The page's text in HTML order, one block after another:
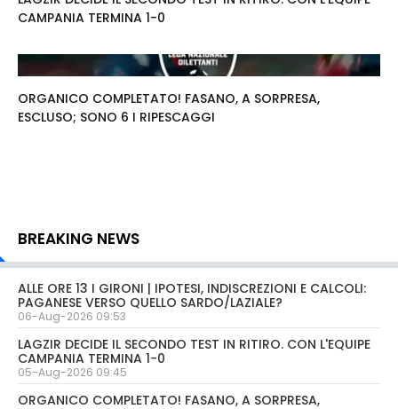
CAMPANIA TERMINA 1-0
ORGANICO COMPLETATO! FASANO, A SORPRESA,
ESCLUSO; SONO 6 I RIPESCAGGI
BREAKING NEWS
ALLE ORE 13 I GIRONI | IPOTESI, INDISCREZIONI E CALCOLI:
PAGANESE VERSO QUELLO SARDO/LAZIALE?
06-Aug-2026 09:53
LAGZIR DECIDE IL SECONDO TEST IN RITIRO. CON L'EQUIPE
CAMPANIA TERMINA 1-0
05-Aug-2026 09:45
ORGANICO COMPLETATO! FASANO, A SORPRESA,